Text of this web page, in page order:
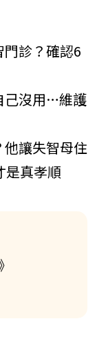
診？確認6
己沒用…維護
讓失智母住
是真孝順